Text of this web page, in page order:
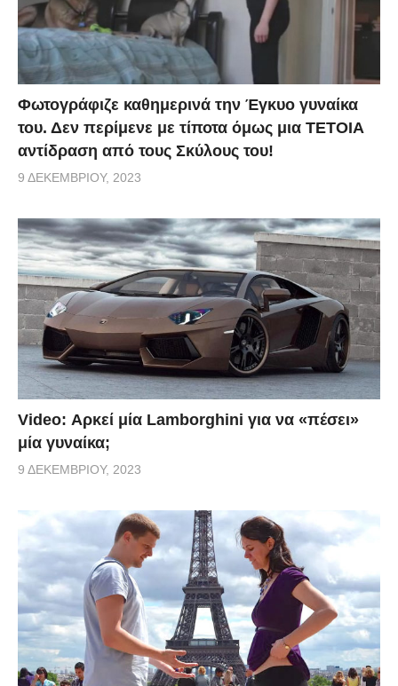
Φωτογράφιζε καθημερινά την Έγκυο γυναίκα
του. Δεν περίμενε με τίποτα όμως μια ΤΕΤΟΙΑ
αντίδραση από τους Σκύλους του!
9 ΔΕΚΕΜΒΡΊΟΥ, 2023
Video: Αρκεί μία Lamborghini για να «πέσει»
μία γυναίκα;
9 ΔΕΚΕΜΒΡΊΟΥ, 2023